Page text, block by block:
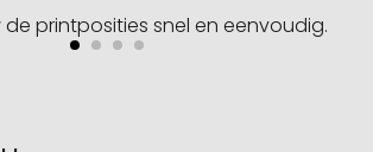
de printposities snel en eenvoudig.